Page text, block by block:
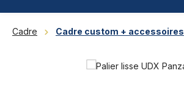
Cadre Cadre custom + accessoires
Ignorer la galerie d'images